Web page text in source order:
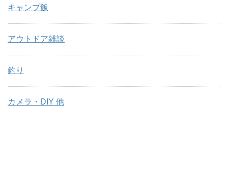
キャンプ飯
アウトドア雑談
釣り
カメラ・DIY 他